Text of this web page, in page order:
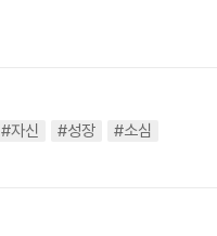
#자신 #성장 #소심